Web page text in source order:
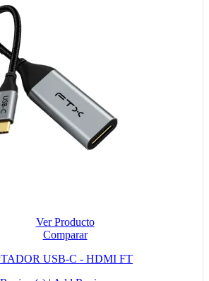
Ver Producto
Comparar
USB-C - HDMI FT